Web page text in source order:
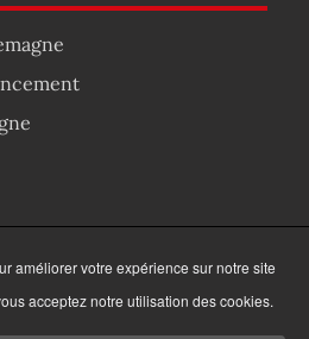
améliorer votre expérience sur notre site
acceptez notre utilisation des cookies.